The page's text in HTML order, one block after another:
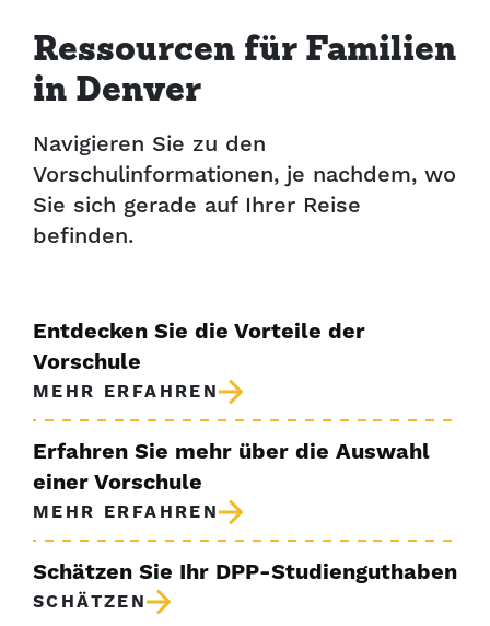
Ressourcen für Familien
in Denver
Navigieren Sie zu den
Vorschulinformationen, je nachdem, wo
Sie sich gerade auf Ihrer Reise
befinden.
Entdecken Sie die Vorteile der
Vorschule
MEHR ERFAHREN
Erfahren Sie mehr über die Auswahl
einer Vorschule
MEHR ERFAHREN
Schätzen Sie Ihr DPP-Studienguthaben
SCHÄTZEN